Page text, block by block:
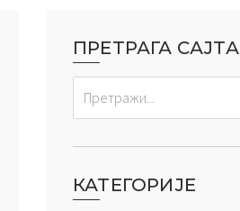
ПРЕТРАГА САЈТА
КАТЕГОРИЈЕ